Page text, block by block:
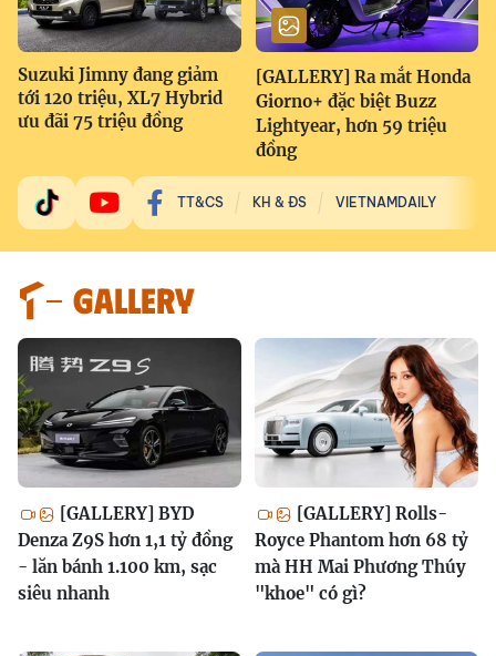
Suzuki Jimny đang giảm
tới 120 triệu, XL7 Hybrid
ưu đãi 75 triệu đồng
[GALLERY] Ra mắt Honda
Giorno+ đặc biệt Buzz
Lightyear, hơn 59 triệu
đồng
TT&CS KH & ĐS VIETNAMDAILY
GALLERY
[GALLERY] BYD
Denza Z9S hơn 1,1 tỷ đồng
- lăn bánh 1.100 km, sạc
siêu nhanh
[GALLERY] Rolls-
Royce Phantom hơn 68 tỷ
mà HH Mai Phương Thúy
"khoe" có gì?